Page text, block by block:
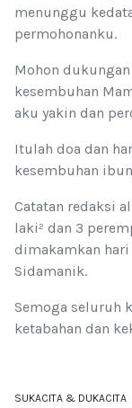
menunggu
permohonanku.
Mohon
kesembuhan
aku yakin dan
Itulah doa dan
kesembuhan
Catatan redaksi
laki² dan 3
dimakamkan
Sidamanik.
Semoga seluruh
ketabahan dan
SUKACITA & DUKACITA